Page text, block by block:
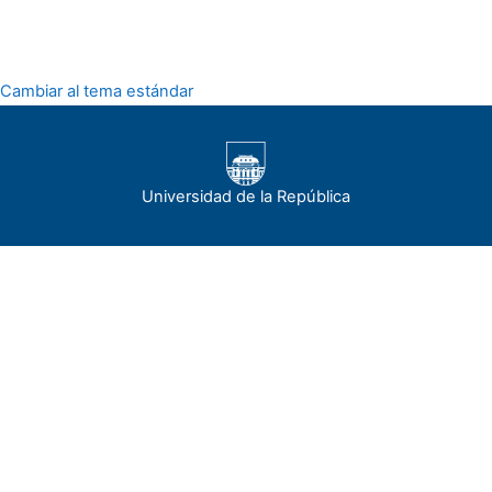
Cambiar al tema estándar
Universidad de la República